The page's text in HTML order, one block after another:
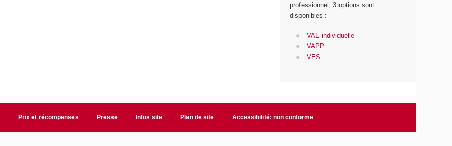
professionnel, 3 options sont
disponibles :
VAE individuelle
VAPP
VES
Prix et récompenses Presse Infos site Plan de site Accessibilité: non conforme